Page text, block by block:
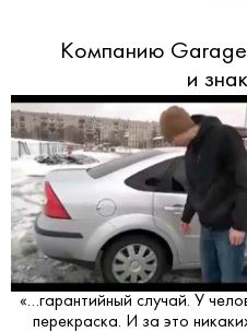
Компанию Garage
и
«…гарантийный случай. У
перекраска. И за это